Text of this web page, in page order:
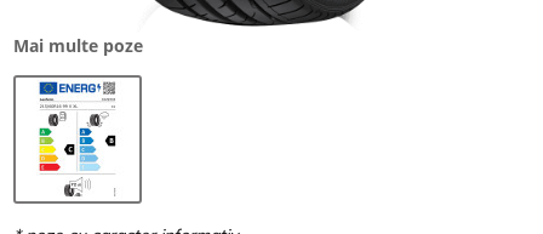
Mai multe poze